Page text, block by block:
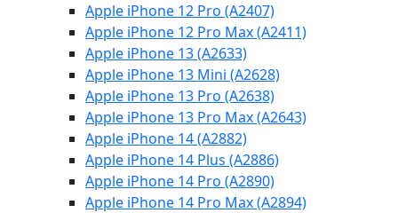
Apple iPhone 12 Pro (A2407)
Apple iPhone 12 Pro Max (A2411)
Apple iPhone 13 (A2633)
Apple iPhone 13 Mini (A2628)
Apple iPhone 13 Pro (A2638)
Apple iPhone 13 Pro Max (A2643)
Apple iPhone 14 (A2882)
Apple iPhone 14 Plus (A2886)
Apple iPhone 14 Pro (A2890)
Apple iPhone 14 Pro Max (A2894)